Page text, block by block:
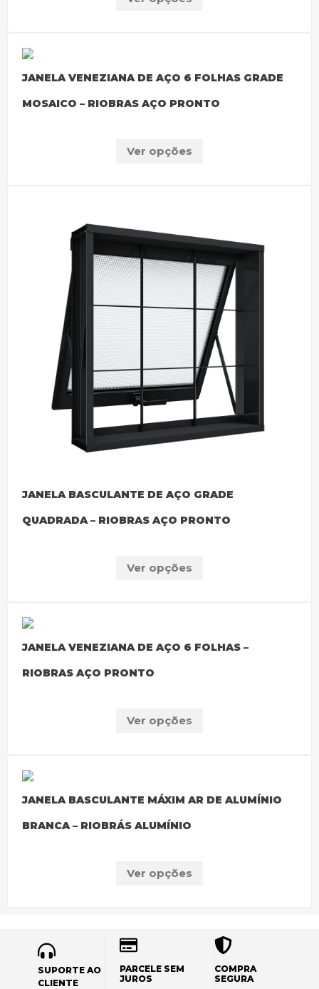
JANELA VENEZIANA DE AÇO 6 FOLHAS GRADE
MOSAICO – RIOBRAS AÇO PRONTO
Ver opções
JANELA BASCULANTE DE AÇO GRADE
QUADRADA – RIOBRAS AÇO PRONTO
Ver opções
JANELA VENEZIANA DE AÇO 6 FOLHAS –
RIOBRAS AÇO PRONTO
Ver opções
JANELA BASCULANTE MÁXIM AR DE ALUMÍNIO
BRANCA – RIOBRÁS ALUMÍNIO
Ver opções
SUPORTE AO
CLIENTE
PARCELE SEM
JUROS
COMPRA
SEGURA